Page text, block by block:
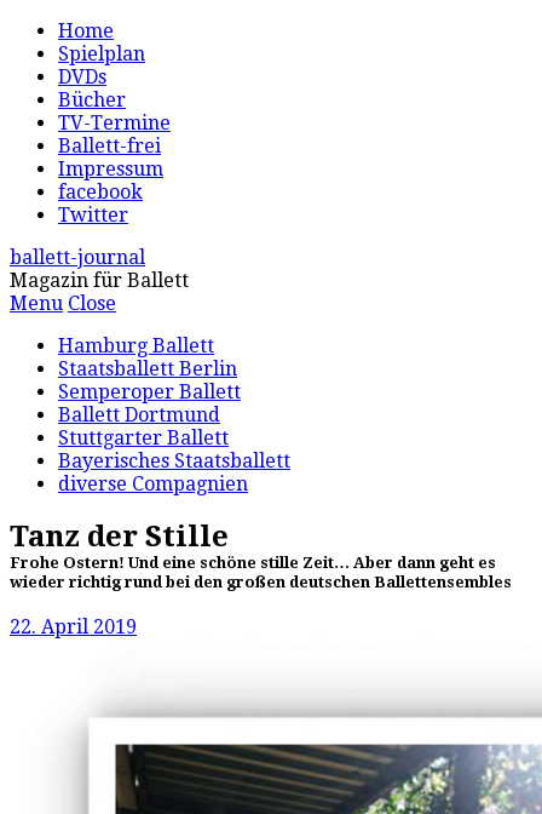
Home
Spielplan
DVDs
Bücher
TV-Termine
Ballett-frei
Impressum
facebook
Twitter
ballett-journal
Magazin für Ballett
Menu Close
Hamburg Ballett
Staatsballett Berlin
Semperoper Ballett
Ballett Dortmund
Stuttgarter Ballett
Bayerisches Staatsballett
diverse Compagnien
Tanz der Stille
Frohe Ostern! Und eine schöne stille Zeit… Aber dann geht es
wieder richtig rund bei den großen deutschen Ballettensembles
22. April 2019